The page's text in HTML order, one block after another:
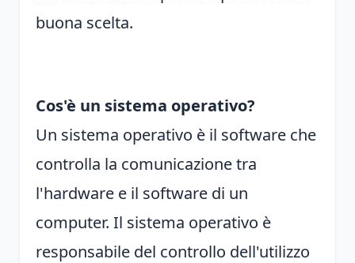
buona scelta.
Cos'è un sistema operativo?
Un sistema operativo è il software che
controlla la comunicazione tra
l'hardware e il software di un
computer. Il sistema operativo è
responsabile del controllo dell'utilizzo